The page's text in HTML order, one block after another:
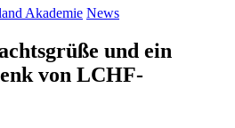
Akademie News
und ein
von LCHF-